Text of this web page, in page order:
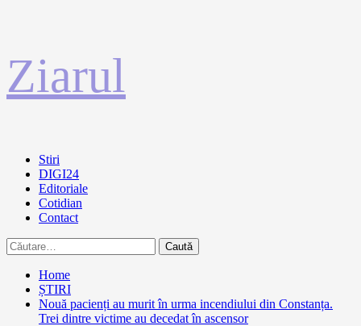
la
conținut
Ziarul
Primary
Menu
Stiri
DIGI24
Editoriale
Cotidian
Contact
Caută
după:
Home
ȘTIRI
Nouă pacienți au murit în urma incendiului din Constanța.
Trei dintre victime au decedat în ascensor